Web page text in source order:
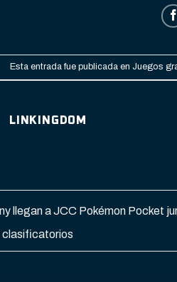
Esta entrada fue publicada enJuegos
LINKINGDOM
llegan a JCC Pokémon Pocket
clasificatorios